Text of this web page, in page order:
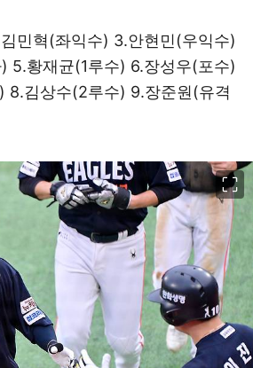
민혁(좌익수) 3.안현민(우익수)
5.황재균(1루수) 6.장성우(포수)
8.김상수(2루수) 9.장준원(유격